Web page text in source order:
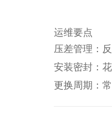
运维要点
压差管理：
安装密封：
更换周期：